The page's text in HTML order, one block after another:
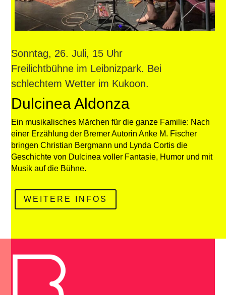
Sonntag, 26. Juli, 15 Uhr
Freilichtbühne im Leibnizpark. Bei
schlechtem Wetter im Kukoon.
Dulcinea Aldonza
Ein musikalisches Märchen für die ganze Familie: Nach
einer Erzählung der Bremer Autorin Anke M. Fischer
bringen Christian Bergmann und Lynda Cortis die
Geschichte von Dulcinea voller Fantasie, Humor und mit
Musik auf die Bühne.
WEITERE INFOS